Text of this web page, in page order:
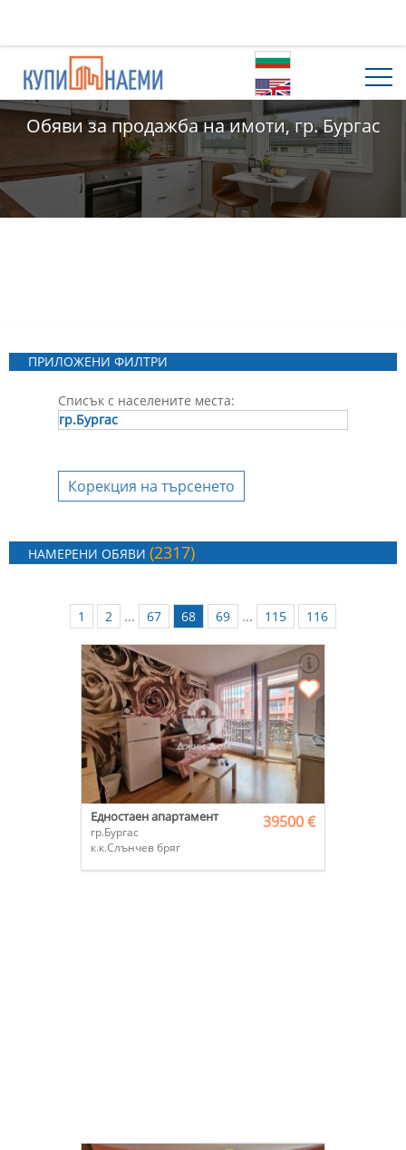
Обяви за продажба на имоти, гр. Бургас
ПРИЛОЖЕНИ ФИЛТРИ
Списък с населените места:
гр.Бургас
Корекция на търсенето
НАМЕРЕНИ ОБЯВИ(2317)
1 2 ... 67 68 69 ... 115 116
Едностаен апартамент
гр.Бургас
к.к.Слънчев бряг
39500 €